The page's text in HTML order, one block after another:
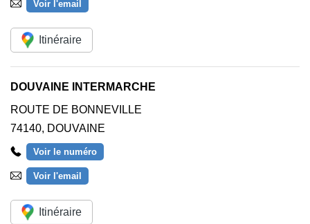
Voir l'email
Itinéraire
DOUVAINE INTERMARCHE
ROUTE DE BONNEVILLE
74140, DOUVAINE
Voir le numéro
Voir l'email
Itinéraire